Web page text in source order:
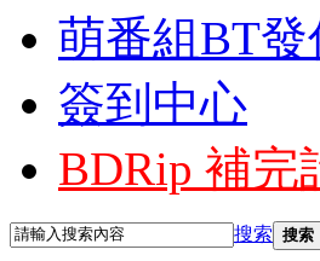
萌番組BT發
簽到中心
BDRip 補完
搜索 搜索